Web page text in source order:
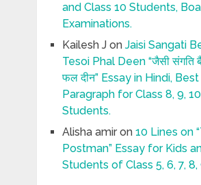
and Class 10 Students,
Examinations.
Kailesh Jon Jaisi Sangati
Tesoi Phal Deen “जैसी संगति
फल दीन” Essay in Hindi,
Paragraph for Class 8, 9,
Students.
Alisha amiron 10 Lines on
Postman” Essay for Kids
Students of Class 5, 6, 7, 8,